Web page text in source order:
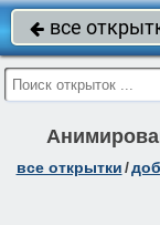
 все
все открытки/